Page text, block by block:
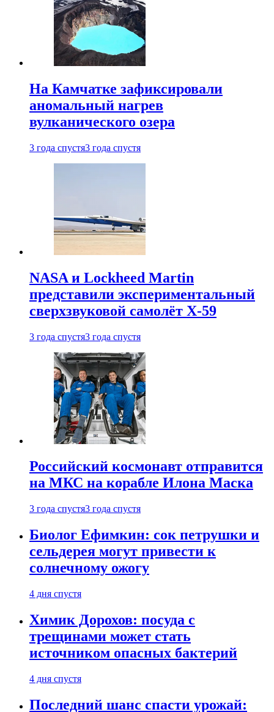
На Камчатке зафиксировали
аномальный нагрев
вулканического озера
3 года спустя3 года спустя
NASA и Lockheed Martin
представили экспериментальный
сверхзвуковой самолёт X-59
3 года спустя3 года спустя
Российский космонавт отправится
на МКС на корабле Илона Маска
3 года спустя3 года спустя
Биолог Ефимкин: сок петрушки и
сельдерея могут привести к
солнечному ожогу
4 дня спустя
Химик Дорохов: посуда с
трещинами может стать
источником опасных бактерий
4 дня спустя
Последний шанс спасти урожай: